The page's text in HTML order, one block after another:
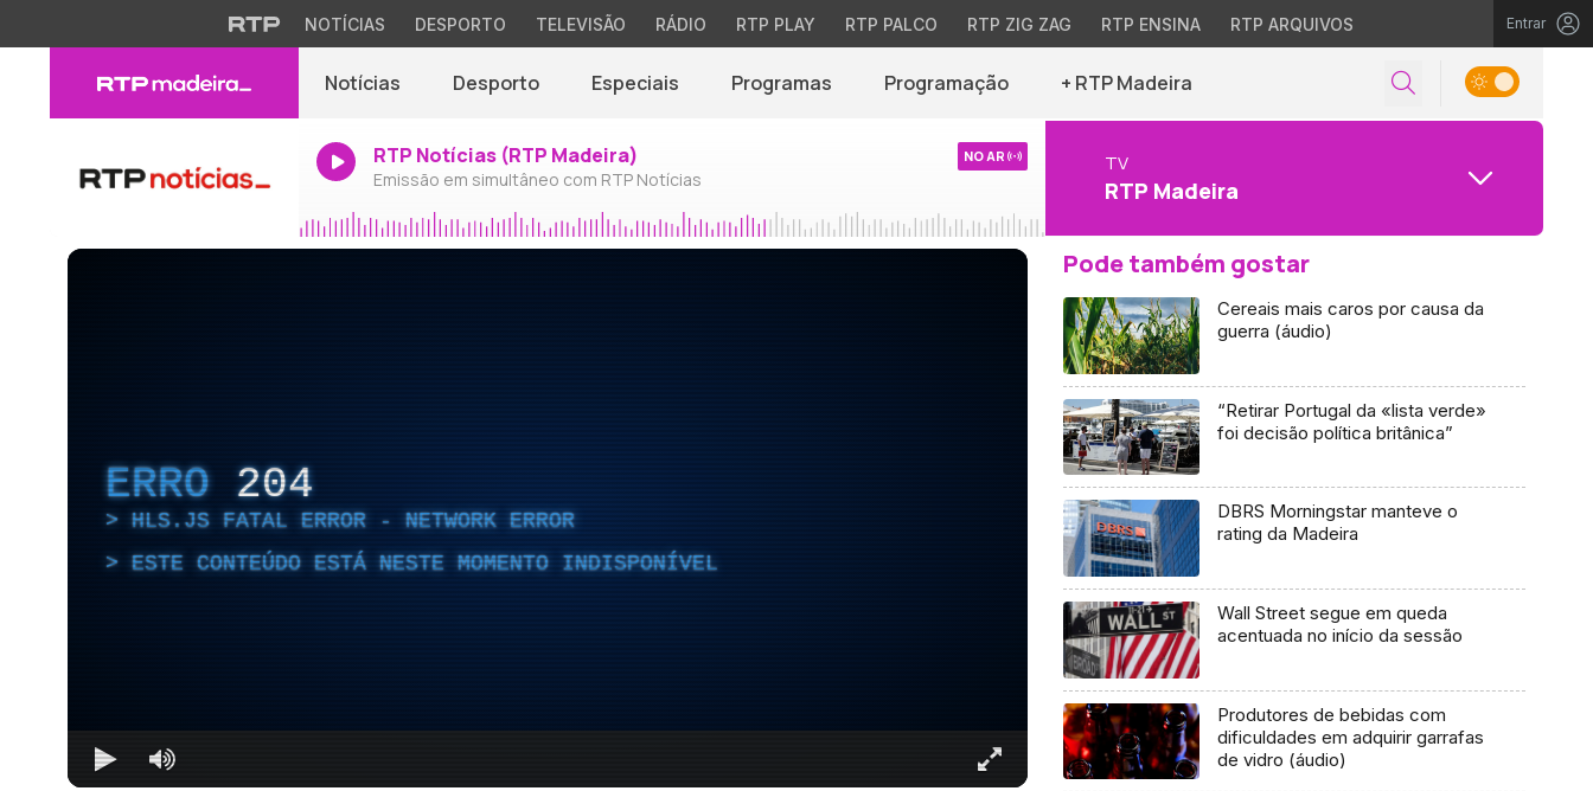
NOTÍCIAS DESPORTO TELEVISÃO RÁDIO RTP PLAY RTP PALCO RTP ZIG ZAG RTP ENSINA RTP ARQUIVOS Entrar
Notícias Desporto Especiais Programas Programação + RTP Madeira
RTP Notícias (RTP Madeira)
Emissão em simultâneo com RTP Notícias
NO AR TV
RTP Madeira
ERRO 204
HLS.JS FATAL ERROR - NETWORK ERROR
ESTE CONTEÚDO ESTÁ NESTE MOMENTO INDISPONÍVEL
Pode também gostar
Cereais mais caros por causa da
guerra (áudio)
“Retirar Portugal da «lista verde»
foi decisão política britânica”
DBRS Morningstar manteve o
rating da Madeira
Wall Street segue em queda
acentuada no início da sessão
Produtores de bebidas com
dificuldades em adquirir garrafas
de vidro (áudio)